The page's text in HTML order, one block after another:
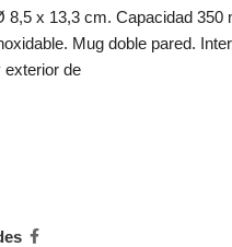
8,5 x 13,3 cm. Capacidad 350
Mug doble pared.
exterior de